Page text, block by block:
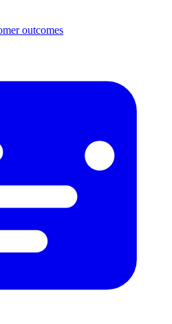
outcomes